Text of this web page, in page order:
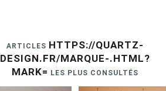
ARTICLES HTTPS://QUARTZ-
DESIGN.FR/MARQUE-.HTML?
MARK= LES PLUS CONSULTÉS